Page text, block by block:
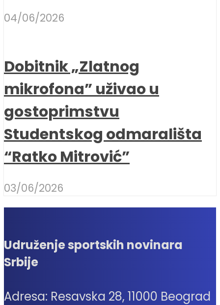
04/06/2026
Dobitnik „Zlatnog
mikrofona” uživao u
gostoprimstvu
Studentskog odmarališta
“Ratko Mitrović”
03/06/2026
Udruženje sportskih novinara
Srbije
Adresa: Resavska 28, 11000 Beograd